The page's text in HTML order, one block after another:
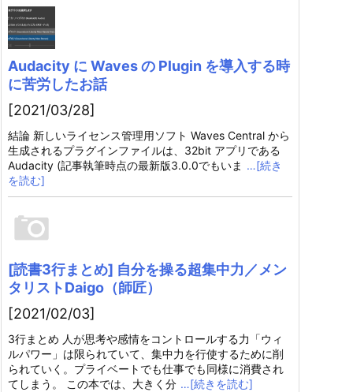
Audacity に Waves の Plugin を導入する時
に苦労したお話
[2021/03/28]
結論 新しいライセンス管理用ソフト Waves Central から
生成されるプラグインファイルは、32bit アプリである
Audacity (記事執筆時点の最新版3.0.0でもいま …[続き
を読む]
[読書3行まとめ] 自分を操る超集中力／メン
タリストDaigo（師匠）
[2021/02/03]
3行まとめ 人が思考や感情をコントロールする力「ウィ
ルパワー」は限られていて、集中力を行使するために削
られていく。プライベートでも仕事でも同様に消費され
てしまう。 この本では、大きく分 …[続きを読む]